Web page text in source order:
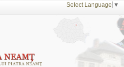
Select Language ▼